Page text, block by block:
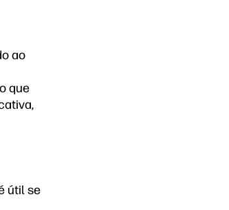
ao
que
útil se